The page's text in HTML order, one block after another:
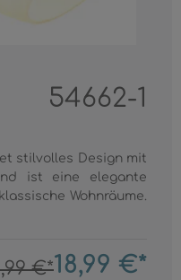
54662-1
stilvolles Design mit
ist eine elegante
Wohnräume.
€*18,99 €*